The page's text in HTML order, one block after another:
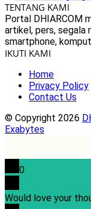
TENTANG KAMI
Portal DHIARCOM
artikel, pers, segala
smartphone,
IKUTI KAMI
Home
Privacy Policy
Contact Us
© Copyright 2026
Exabytes
0
Would love your